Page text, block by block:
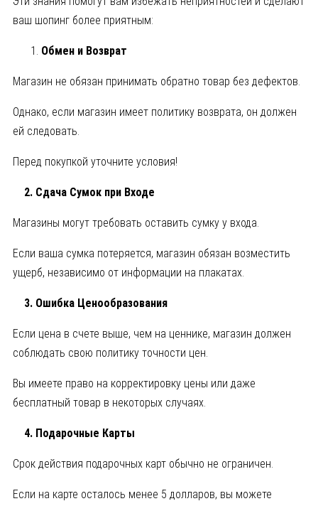
ваш шопинг более приятным:
Обмен и Возврат
Магазин не обязан принимать обратно товар без дефектов.
Однако, если магазин имеет политику возврата, он должен
ей следовать.
Перед покупкой уточните условия!
2. Сдача Сумок при Входе
Магазины могут требовать оставить сумку у входа.
Если ваша сумка потеряется, магазин обязан возместить
ущерб, независимо от информации на плакатах.
3. Ошибка Ценообразования
Если цена в счете выше, чем на ценнике, магазин должен
соблюдать свою политику точности цен.
Вы имеете право на корректировку цены или даже
бесплатный товар в некоторых случаях.
4. Подарочные Карты
Срок действия подарочных карт обычно не ограничен.
Если на карте осталось менее 5 долларов, вы можете